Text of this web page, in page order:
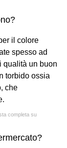
il colore
spesso ad
qualità un buon
torbido ossia
che
completa su